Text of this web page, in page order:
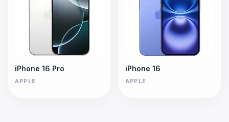
iPhone 16 Pro
APPLE
iPhone 16
APPLE